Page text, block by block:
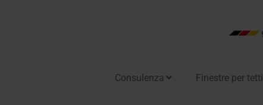
Consulenza Finestre per tetti